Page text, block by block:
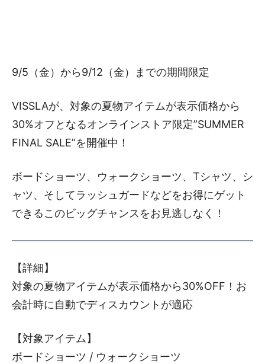
9/5（金）から9/12（金）までの期間限定
VISSLAが、対象の夏物アイテムが表示価格から
30%オフとなるオンラインストア限定”SUMMER
FINAL SALE”を開催中！
ボードショーツ、ウォークショーツ、Tシャツ、シ
ャツ、そしてラッシュガードなどをお得にゲット
できるこのビッグチャンスをお見逃しなく！
【詳細】
対象の夏物アイテムが表示価格から30%OFF！お
会計時に自動でディスカウントが適応
【対象アイテム】
ボードショーツ / ウォークショーツ